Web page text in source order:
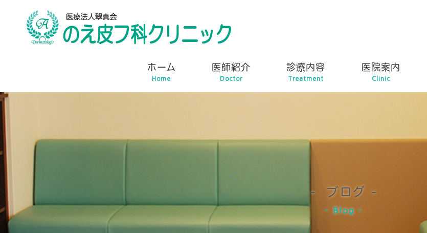
ホーム
Home
医師紹介
Doctor
診療内容
Treatment
医院案内
Clinic
ブログ
Blog